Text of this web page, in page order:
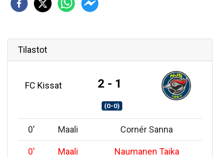
Tilastot
FC Kissat 2 - 1
(0-0)
0' Maali Cornér Sanna
0' Maali Naumanen Taika